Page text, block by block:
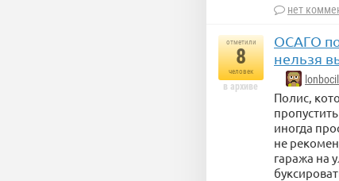
нет
отметили
8
человек
в архиве
ОСАГО
нельзя
Полис,
иногда
не
гаража на